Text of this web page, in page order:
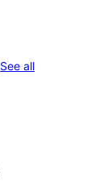
See allreviews